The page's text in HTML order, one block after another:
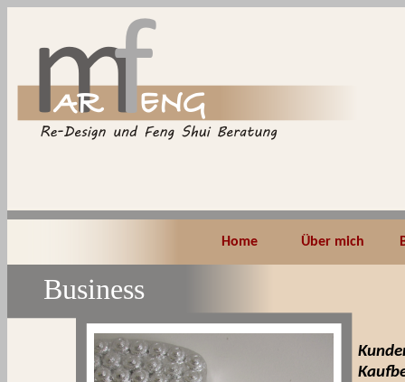
Home Über mich
Business